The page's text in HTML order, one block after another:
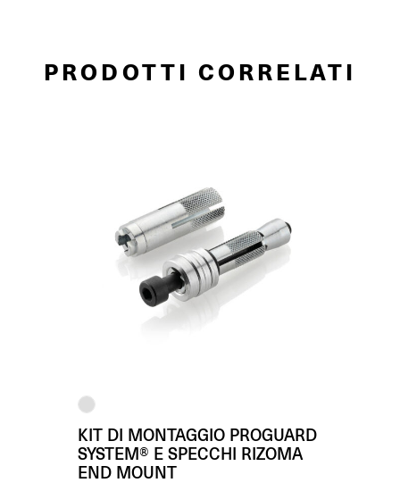
PRODOTTI CORRELATI
KIT DI MONTAGGIO PROGUARD
SYSTEM® E SPECCHI RIZOMA
END MOUNT